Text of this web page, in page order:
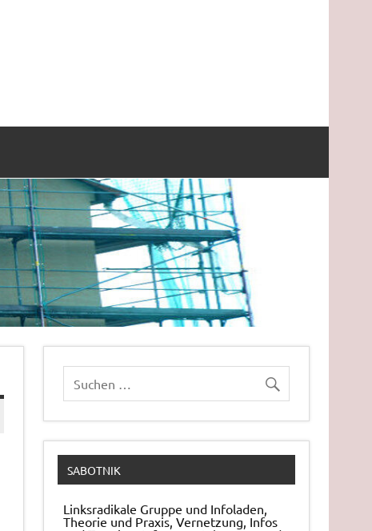
SABOTNIK
Linksradikale Gruppe und Infoladen,
Theorie und Praxis, Ver­net­zung, Infos